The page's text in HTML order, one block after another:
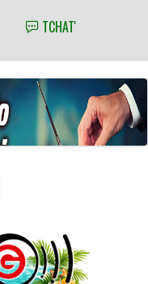
TCHAT'